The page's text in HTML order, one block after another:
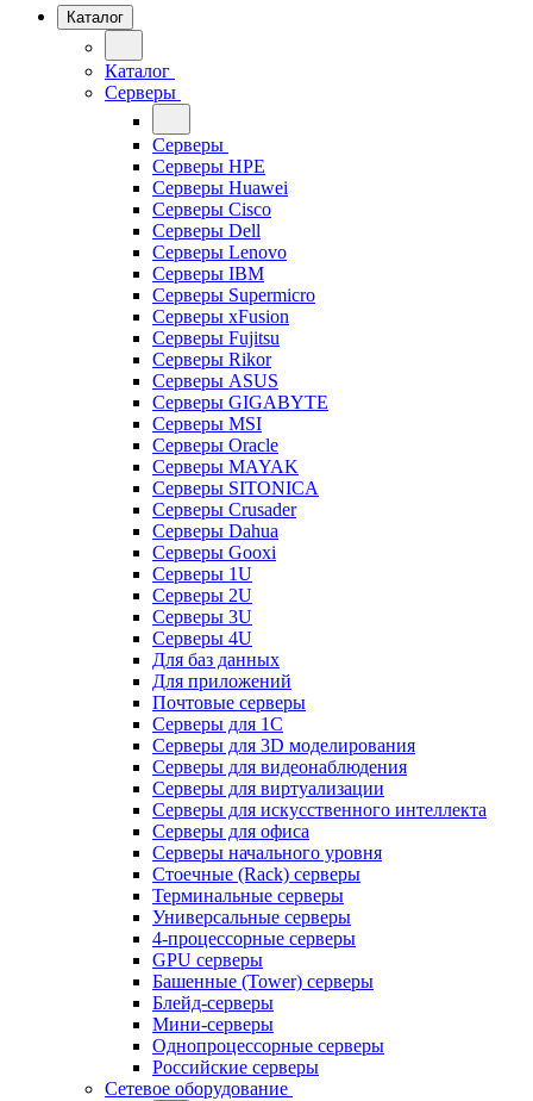
Каталог
Каталог
Серверы
Серверы
Серверы HPE
Серверы Huawei
Серверы Cisco
Серверы Dell
Серверы Lenovo
Серверы IBM
Серверы Supermicro
Серверы xFusion
Серверы Fujitsu
Серверы Rikor
Серверы ASUS
Серверы GIGABYTE
Серверы MSI
Серверы Oracle
Серверы MAYAK
Серверы SITONICA
Серверы Crusader
Серверы Dahua
Серверы Gooxi
Серверы 1U
Серверы 2U
Серверы 3U
Серверы 4U
Для баз данных
Для приложений
Почтовые серверы
Серверы для 1С
Серверы для 3D моделирования
Серверы для видеонаблюдения
Серверы для виртуализации
Серверы для искусственного интеллекта
Серверы для офиса
Серверы начального уровня
Стоечные (Rack) серверы
Терминальные серверы
Универсальные серверы
4-процессорные серверы
GPU серверы
Башенные (Tower) серверы
Блейд-серверы
Мини-серверы
Однопроцессорные серверы
Российские серверы
Сетевое оборудование